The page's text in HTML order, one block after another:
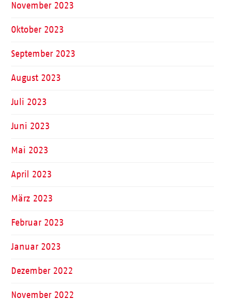
November 2023
Oktober 2023
September 2023
August 2023
Juli 2023
Juni 2023
Mai 2023
April 2023
März 2023
Februar 2023
Januar 2023
Dezember 2022
November 2022